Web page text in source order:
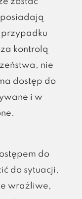
kontrolą
nie
dostęp do
i w
do
do sytuacji,
wrażliwe,